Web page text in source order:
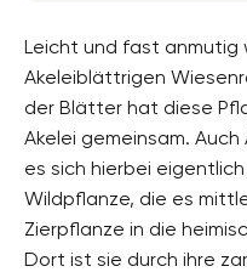
unscheinbar,
Standort
Halbschatten,
Blütezeit
Mai, Juni, Juli
Wuchsform
aufrecht, buschig
Leicht und fast anmutig
Akeleiblättrigen
der Blätter hat diese
Akelei gemeinsam.
es sich hierbei
Wildpflanze, die es
Zierpflanze in die
Dort ist sie durch ihre